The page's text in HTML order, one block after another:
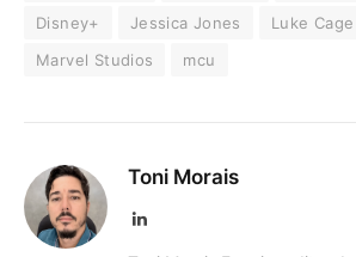
Disney+
Jessica Jones
Luke Cage
Marvel Studios
mcu
Toni Morais
LinkedIn